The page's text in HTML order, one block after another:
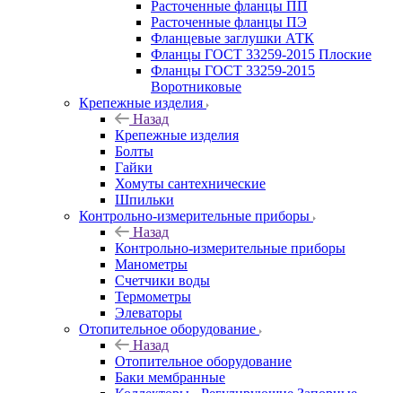
Расточенные фланцы ПП
Расточенные фланцы ПЭ
Фланцевые заглушки АТК
Фланцы ГОСТ 33259-2015 Плоские
Фланцы ГОСТ 33259-2015
Воротниковые
Крепежные изделия
Назад
Крепежные изделия
Болты
Гайки
Хомуты сантехнические
Шпильки
Контрольно-измерительные приборы
Назад
Контрольно-измерительные приборы
Манометры
Счетчики воды
Термометры
Элеваторы
Отопительное оборудование
Назад
Отопительное оборудование
Баки мембранные